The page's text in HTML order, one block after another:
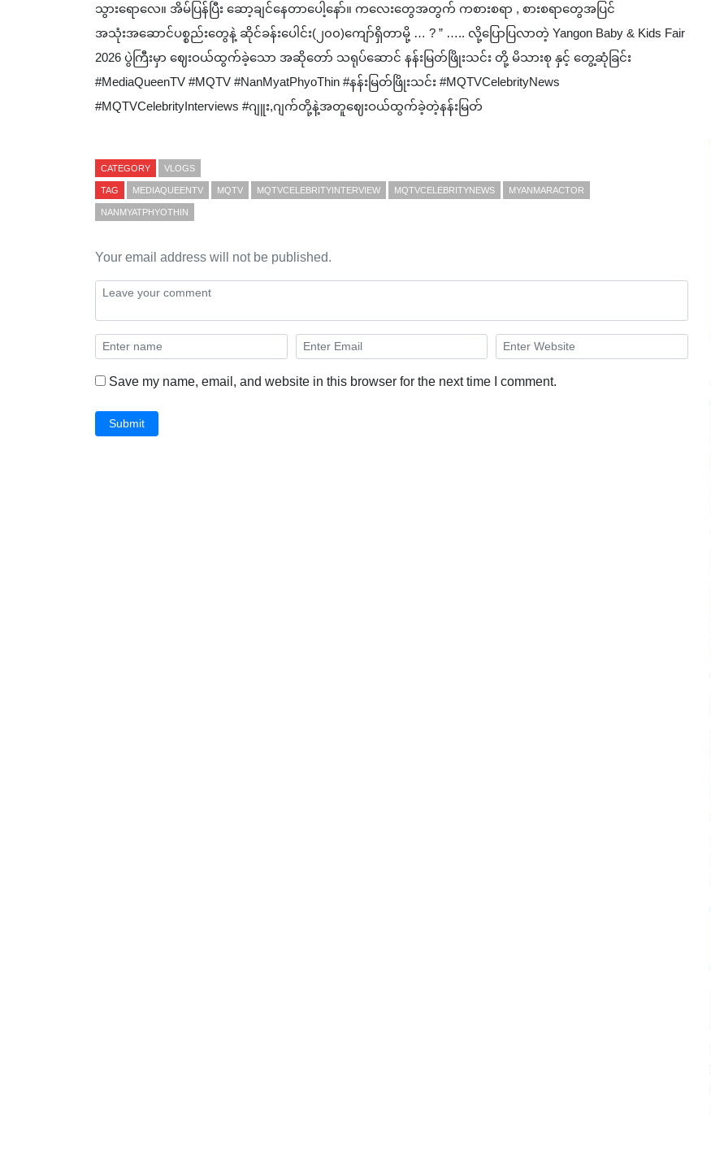
သွားရောလေ။ အိမ်ပြန်ပြီး ဆော့‌ချင်နေတာပေါ့နော်။ ကလေးတွေအတွက် ကစားစရာ , စားစရာတွေအပြင်
အသုံးအဆောင်ပစ္စည်းတွေနဲ့ ဆိုင်ခန်းပေါင်း(၂၀၀)ကျော်ရှိတာမို့ … ? ” ….. လို့ပြောပြလာတဲ့ Yangon Baby & Kids Fair
2026 ပွဲကြီးမှာ ဈေးဝယ်ထွက်ခဲ့သော အဆိုတော် သရုပ်ဆောင် နန်းမြတ်ဖြိုးသင်း တို့ မိသားစု နှင့် တွေ့ဆုံခြင်း
#MediaQueenTV #MQTV #NanMyatPhyoThin #နန်းမြတ်ဖြိုးသင်း ‎#MQTVCelebrityNews
#MQTVCelebrityInterviews #ဂျူး,ဂျက်တို့နဲ့အတူဈေးဝယ်ထွက်ခဲ့တဲ့နန်းမြတ်
CATEGORY VLOGS
TAG MEDIAQUEENTV MQTV MQTVCELEBRITYINTERVIEW MQTVCELEBRITYNEWS MYANMARACTOR
NANMYATPHYOTHIN
Your email address will not be published.
Save my name, email, and website in this browser for the next time I comment.
Submit